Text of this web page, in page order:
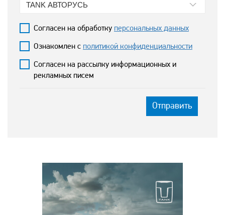
TANK АВТОРУСЬ
Согласен на обработку персональных данных
Ознакомлен с политикой конфиденциальности
Согласен на рассылку информационных и
рекламных писем